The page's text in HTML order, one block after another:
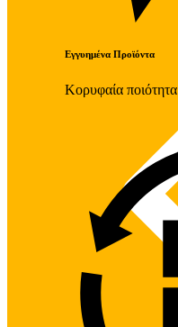
Εγγυημένα Προϊόντα
Κορυφαία ποιότητα